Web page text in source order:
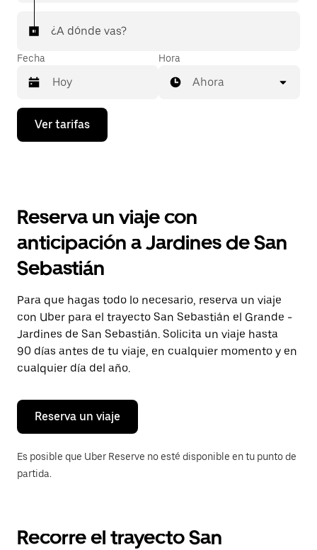
¿A dónde vas?
Fecha
Presiona
flecha
el
y
selecciona
una
Presiona
la
tecla Esc
para
cerrar
el
calendario.
Hora
Ahora
Ver tarifas
Reserva un viaje con
anticipación a Jardines de San
Sebastián
Para que hagas todo lo necesario, reserva un viaje
con Uber para el trayecto San Sebastián el Grande -
Jardines de San Sebastián. Solicita un viaje hasta
90 días antes de tu viaje, en cualquier momento y en
cualquier día del año.
Reserva un viaje
Es posible que Uber Reserve no esté disponible en tu punto de
partida.
Recorre el trayecto San